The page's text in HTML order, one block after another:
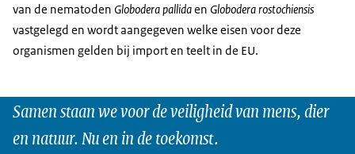
van de nematoden Globodera pallidaen Globodera rostochiensis
vastgelegd en wordt aangegeven welke eisen voor deze
organismen gelden bij import en teelt in de EU.
Samen staan we voor de veiligheid van mens, dier
en natuur. Nu en in de toekomst.